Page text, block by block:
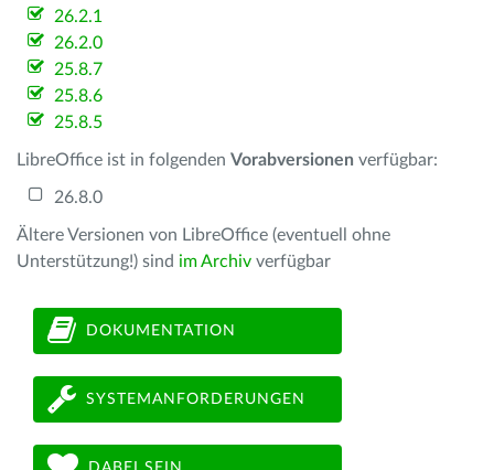
26.2.1
26.2.0
25.8.7
25.8.6
25.8.5
LibreOffice ist in folgenden Vorabversionen verfügbar:
26.8.0
Ältere Versionen von LibreOffice (eventuell ohne
Unterstützung!) sind im Archiv verfügbar
DOKUMENTATION
SYSTEMANFORDERUNGEN